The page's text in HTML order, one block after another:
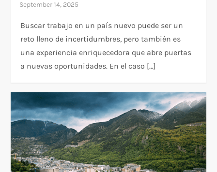
Buscar trabajo en un país nuevo puede ser un
reto lleno de incertidumbres, pero también es
una experiencia enriquecedora que abre puertas
a nuevas oportunidades. En el caso […]